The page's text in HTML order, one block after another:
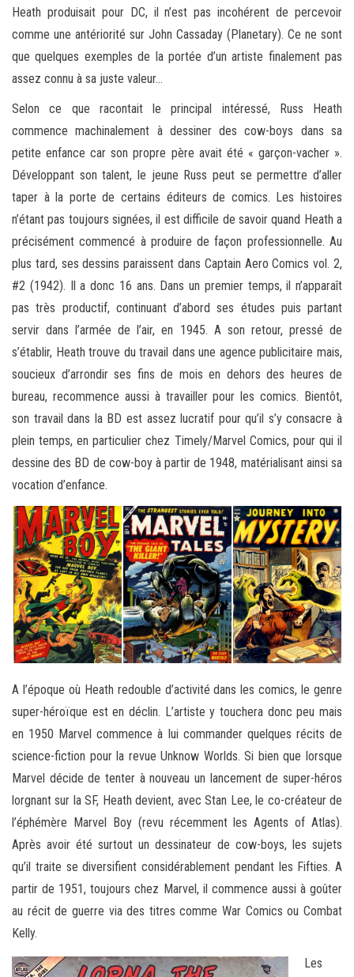
Heath produisait pour DC, il n’est pas incohérent de percevoir
comme une antériorité sur John Cassaday (Planetary). Ce ne sont
que quelques exemples de la portée d’un artiste finalement pas
assez connu à sa juste valeur…
Selon ce que racontait le principal intéressé, Russ Heath
commence machinalement à dessiner des cow-boys dans sa
petite enfance car son propre père avait été « garçon-vacher ».
Développant son talent, le jeune Russ peut se permettre d’aller
taper à la porte de certains éditeurs de comics. Les histoires
n’étant pas toujours signées, il est difficile de savoir quand Heath a
précisément commencé à produire de façon professionnelle. Au
plus tard, ses dessins paraissent dans Captain Aero Comics vol. 2,
#2 (1942). Il a donc 16 ans. Dans un premier temps, il n’apparaît
pas très productif, continuant d’abord ses études puis partant
servir dans l’armée de l’air, en 1945. A son retour, pressé de
s’établir, Heath trouve du travail dans une agence publicitaire mais,
soucieux d’arrondir ses fins de mois en dehors des heures de
bureau, recommence aussi à travailler pour les comics. Bientôt,
son travail dans la BD est assez lucratif pour qu’il s’y consacre à
plein temps, en particulier chez Timely/Marvel Comics, pour qui il
dessine des BD de cow-boy à partir de 1948, matérialisant ainsi sa
vocation d’enfance.
A l’époque où Heath redouble d’activité dans les comics, le genre
super-héroïque est en déclin. L’artiste y touchera donc peu mais
en 1950 Marvel commence à lui commander quelques récits de
science-fiction pour la revue Unknow Worlds. Si bien que lorsque
Marvel décide de tenter à nouveau un lancement de super-héros
lorgnant sur la SF, Heath devient, avec Stan Lee, le co-créateur de
l’éphémère Marvel Boy (revu récemment les Agents of Atlas).
Après avoir été surtout un dessinateur de cow-boys, les sujets
qu’il traite se diversifient considérablement pendant les Fifties. A
partir de 1951, toujours chez Marvel, il commence aussi à goûter
au récit de guerre via des titres comme War Comics ou Combat
Kelly.
Les